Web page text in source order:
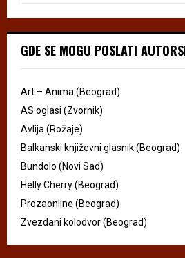
GDE SE MOGU POSLATI
Art – Anima (Beograd)
AS oglasi (Zvornik)
Avlija (Rožaje)
Balkanski književni glasnik (Beograd)
Bundolo (Novi Sad)
Helly Cherry (Beograd)
Prozaonline (Beograd)
Zvezdani kolodvor (Beograd)